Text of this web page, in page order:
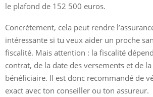
le plafond de 152 500 euros.
Concrètement, cela peut rendre
intéressante si tu veux aider un proche
fiscalité. Mais attention : la fiscalité
contrat, de la date des versements et de
bénéficiaire. Il est donc recommandé de
exact avec ton conseiller ou ton assureur.